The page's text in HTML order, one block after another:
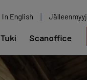
In English
Tuki Scanoffice